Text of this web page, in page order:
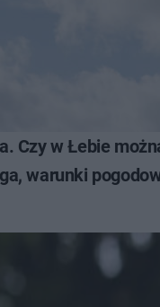
Czy w Łebie
warunki